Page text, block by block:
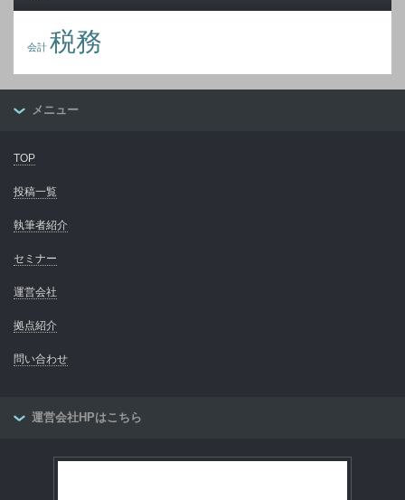
会計 税務
メニュー
TOP
投稿一覧
執筆者紹介
セミナー
運営会社
拠点紹介
問い合わせ
運営会社HPはこちら